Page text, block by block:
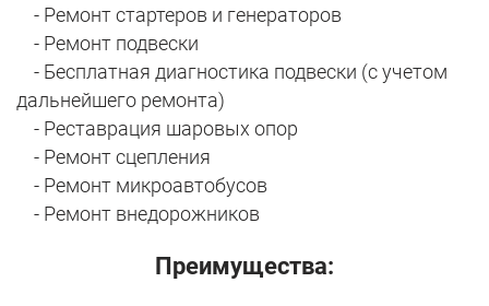
- Ремонт стартеров и генераторов
- Ремонт подвески
- Бесплатная диагностика подвески (с учетом
дальнейшего ремонта)
- Реставрация шаровых опор
- Ремонт сцепления
- Ремонт микроавтобусов
- Ремонт внедорожников
Преимущества: